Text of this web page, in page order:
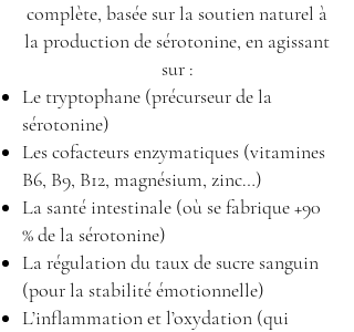
complète, basée sur la soutien naturel à
la production de sérotonine, en agissant
sur :
Le tryptophane (précurseur de la
sérotonine)
Les cofacteurs enzymatiques (vitamines
B6, B9, B12, magnésium, zinc…)
La santé intestinale (où se fabrique +90
% de la sérotonine)
La régulation du taux de sucre sanguin
(pour la stabilité émotionnelle)
L’inflammation et l’oxydation (qui